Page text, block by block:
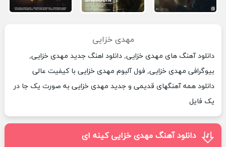
مهدی خزایی
دانلود آهنگ های مهدی خزایی, دانلود اهنگ جدید مهدی خزایی,
بیوگرافی مهدی خزایی, فول آلبوم مهدی خزایی با کیفیت عالی
دانلود همه آهنگهای قدیمی و جدید مهدی خزایی به صورت یک جا در
یک فایل
دانلود آهنگ مهدی خزایی کینه ای